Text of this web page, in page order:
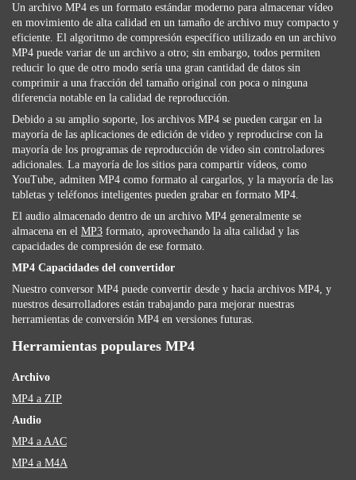
Un archivo MP4 es un formato estándar moderno para almacenar vídeo
en movimiento de alta calidad en un tamaño de archivo muy compacto y
eficiente. El algoritmo de compresión específico utilizado en un archivo
MP4 puede variar de un archivo a otro; sin embargo, todos permiten
reducir lo que de otro modo sería una gran cantidad de datos sin
comprimir a una fracción del tamaño original con poca o ninguna
diferencia notable en la calidad de reproducción.
Debido a su amplio soporte, los archivos MP4 se pueden cargar en la
mayoría de las aplicaciones de edición de video y reproducirse con la
mayoría de los programas de reproducción de video sin controladores
adicionales. La mayoría de los sitios para compartir vídeos, como
YouTube, admiten MP4 como formato al cargarlos, y la mayoría de las
tabletas y teléfonos inteligentes pueden grabar en formato MP4.
El audio almacenado dentro de un archivo MP4 generalmente se
almacena en el MP3 formato, aprovechando la alta calidad y las
capacidades de compresión de ese formato.
MP4 Capacidades del convertidor
Nuestro conversor MP4 puede convertir desde y hacia archivos MP4, y
nuestros desarrolladores están trabajando para mejorar nuestras
herramientas de conversión MP4 en versiones futuras.
Herramientas populares MP4
Archivo
MP4 a ZIP
Audio
MP4 a AAC
MP4 a M4A